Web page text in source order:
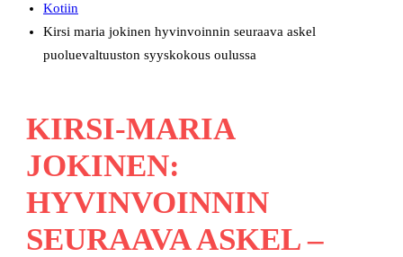
Kotiin
Kirsi maria jokinen hyvinvoinnin seuraava askel
puoluevaltuuston syyskokous oulussa
KIRSI-MARIA
JOKINEN:
HYVINVOINNIN
SEURAAVA ASKEL –